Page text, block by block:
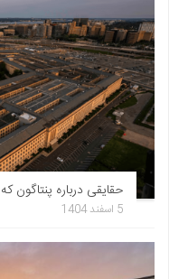
حقایقی درباره
5 اسفند 1404